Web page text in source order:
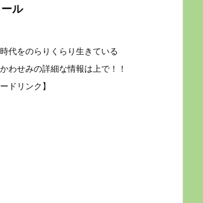
ル
代をのらりくらり生きている
わせみの詳細な情報は上で！！
ドリンク】